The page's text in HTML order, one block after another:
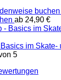
ab 24,90 €
im Skate-
5